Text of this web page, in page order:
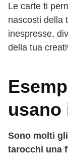
Le carte ti
nascosti della
inespresse,
della tua
usano
Sono molti
tarocchi una